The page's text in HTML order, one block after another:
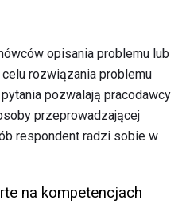
opisania problemu lub
rozwiązania problemu
pozwalają pracodawcy
przeprowadzającej
respondent radzi sobie w
na kompetencjach